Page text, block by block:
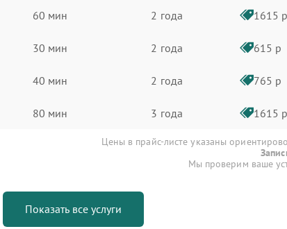
60 мин 2 года 1615 р
30 мин 2 года 615 р
40 мин 2 года 765 р
80 мин 3 года 1615 р
Цены в прайс-листе указаны
Мы проверим ваше
Показать все услуги